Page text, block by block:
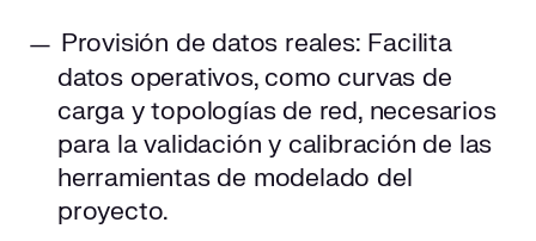
Provisión de datos reales: Facilita
datos operativos, como curvas de
carga y topologías de red, necesarios
para la validación y calibración de las
herramientas de modelado del
proyecto.